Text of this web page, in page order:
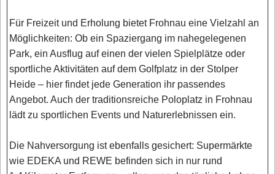
Für Freizeit und Erholung bietet Frohnau eine Vielzahl an
Möglichkeiten: Ob ein Spaziergang im nahegelegenen
Park, ein Ausflug auf einen der vielen Spielplätze oder
sportliche Aktivitäten auf dem Golfplatz in der Stolper
Heide – hier findet jede Generation ihr passendes
Angebot. Auch der traditionsreiche Poloplatz in Frohnau
lädt zu sportlichen Events und Naturerlebnissen ein.
Die Nahversorgung ist ebenfalls gesichert: Supermärkte
wie EDEKA und REWE befinden sich in nur rund